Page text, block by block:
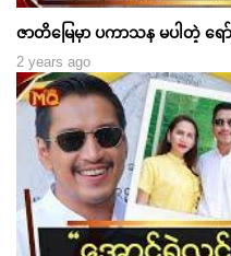
ဇာတိမြေမှာ ပကာသန မပါတဲ့
2 years ago